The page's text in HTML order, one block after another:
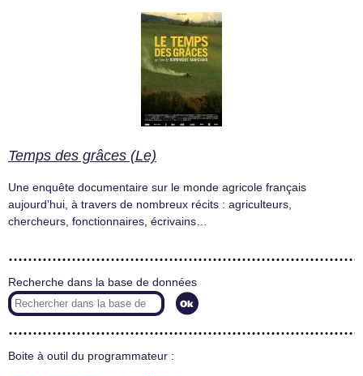
Temps des grâces (Le)
Une enquête documentaire sur le monde agricole français
aujourd’hui, à travers de nombreux récits : agriculteurs,
chercheurs, fonctionnaires, écrivains…
Recherche dans la base de données
Boite à outil du programmateur :